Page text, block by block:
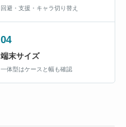
回避・支援・キャラ切り替え
04
端末サイズ
一体型はケースと幅も確認